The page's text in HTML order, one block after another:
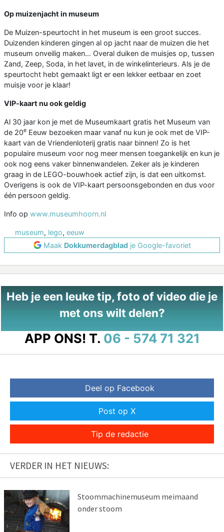
Op muizenjacht in museum
De Muizen-speurtocht in het museum is een groot succes.
Duizenden kinderen gingen al op jacht naar de muizen die het
museum onveilig maken… Overal duiken de muisjes op, tussen
Zand, Zeep, Soda, in het lavet, in de winkelinterieurs. Als je de
speurtocht hebt gemaakt ligt er een lekker eetbaar en zoet
muisje voor je klaar!
VIP-kaart nu ook geldig
Al 30 jaar kon je met de Museumkaart gratis het Museum van
de 20e Eeuw bezoeken maar vanaf nu kun je ook met de VIP-
kaart van de Vriendenloterij gratis naar binnen! Zo is het
populaire museum voor nog meer mensen toegankelijk en kun je
ook nog eens vaker binnenwandelen. Zeker als je kinderen
graag in de LEGO-bouwhoek actief zijn, is dat een uitkomst.
Overigens is ook de VIP-kaart persoonsgebonden en dus voor
één persoon geldig.
Info op www.museumhoorn.nl
museum, lego, eeuw
Maak Dokkumerdagbladje Google-favoriet
Heb je een leuke tip, foto of video die je
met ons wilt delen?
APP ONS! T. 06 - 574 71 321
Deel op Facebook
Post op X
Tip de redactie
VERDER IN HET NIEUWS:
Stoommachinemuseum meimaand
onder stoom